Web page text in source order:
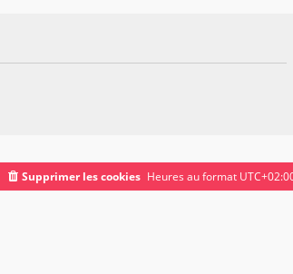
Heures au format
Supprimer les cookies